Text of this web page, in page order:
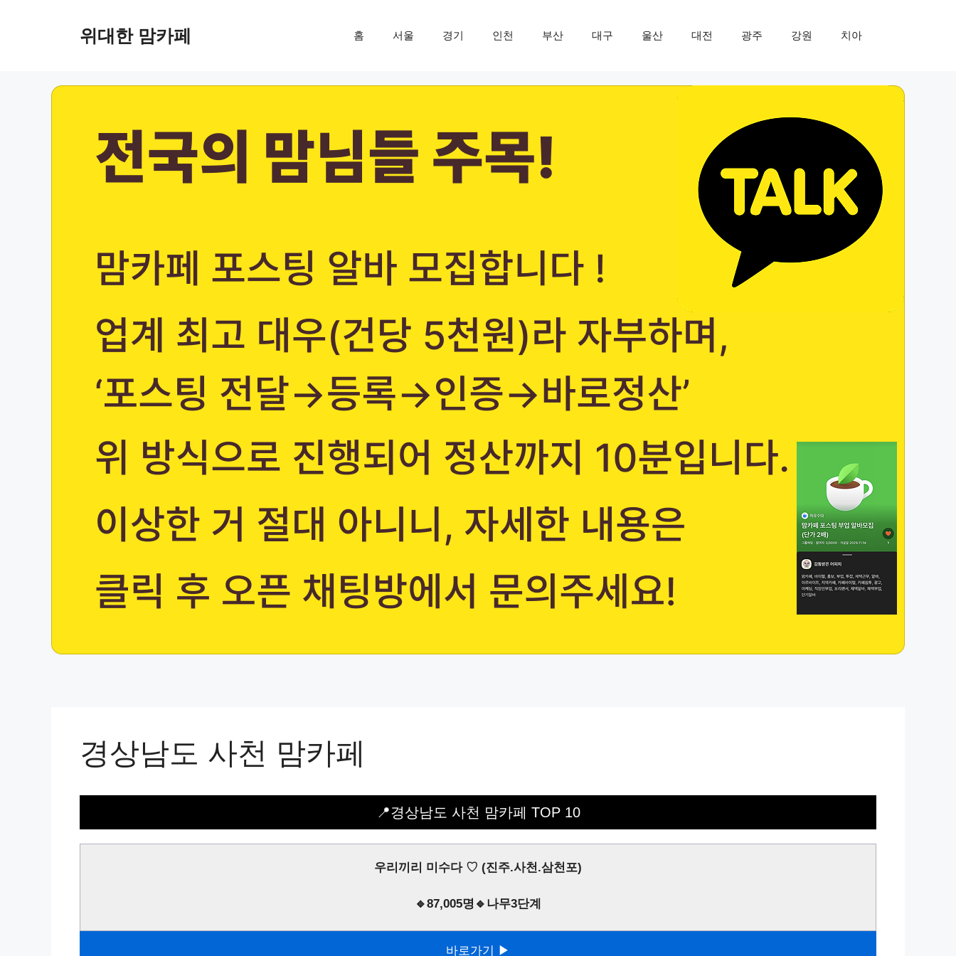
위대한 맘카페 홈 서울 경기 인천 부산 대구 울산 대전 광주 강원 치아
경상남도 사천 맘카페
📍경상남도 사천 맘카페 TOP 10
우리끼리 미수다 ♡ (진주.사천.삼천포)
🔹87,005명🔹나무3단계
바로가기 ▶